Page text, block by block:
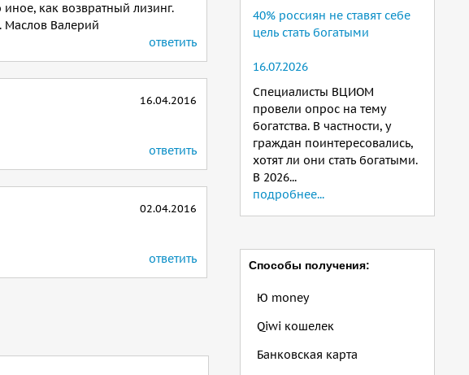
иное, как возвратный лизинг.
Маслов Валерий
ответить
16.04.2016
ответить
02.04.2016
ответить
40% россиян не ставят себе
цель стать богатыми
16.07.2026
Специалисты ВЦИОМ
провели опрос на тему
богатства. В частности, у
граждан поинтересовались,
хотят ли они стать богатыми.
В 2026...
подробнее...
Способы получения:
Ю money
Qiwi кошелек
Банковская карта